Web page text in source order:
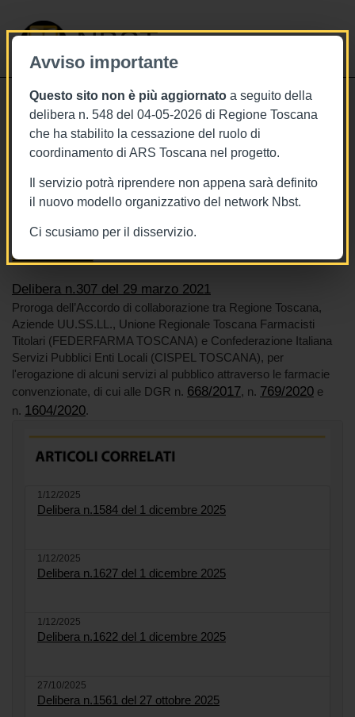
Avviso importante
Questo sito non è più aggiornato a seguito della
delibera n. 548 del 04-05-2026 di Regione Toscana
che ha stabilito la cessazione del ruolo di
coordinamento di ARS Toscana nel progetto.
Il servizio potrà riprendere non appena sarà definito
il nuovo modello organizzativo del network Nbst.
Ci scusiamo per il disservizio.
NBST
29/3/2021
Delibera n.307 del 29 marzo 2021
Tags Toscana
BURT Bollettino della regione toscana
Sistema sanitario
Delibera n.307 del 29 marzo 2021
Proroga dell’Accordo di collaborazione tra Regione Toscana,
Aziende UU.SS.LL., Unione Regionale Toscana Farmacisti
Titolari (FEDERFARMA TOSCANA) e Confederazione Italiana
Servizi Pubblici Enti Locali (CISPEL TOSCANA), per
l'erogazione di alcuni servizi al pubblico attraverso le farmacie
convenzionate, di cui alle DGR n. 668/2017, n. 769/2020 e
n. 1604/2020.
1/12/2025
Delibera n.1584 del 1 dicembre 2025
1/12/2025
Delibera n.1627 del 1 dicembre 2025
1/12/2025
Delibera n.1622 del 1 dicembre 2025
27/10/2025
Delibera n.1561 del 27 ottobre 2025